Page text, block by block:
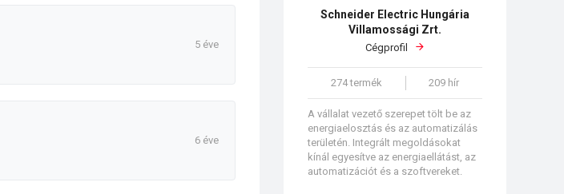
Schneider Electric Hungária
Villamossági Zrt.
Cégprofil
274 termék 209 hír
A vállalat vezető szerepet tölt be az
energiaelosztás és az automatizálás
területén. Integrált megoldásokat
kínál egyesítve az energiaellátást, az
automatizációt és a szoftvereket.
5 éve
6 éve